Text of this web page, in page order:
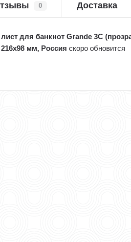
0 Доставка
лист для банкнот Grande 3C
мм, Россия скоро обновится